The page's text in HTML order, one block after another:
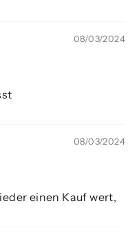
08/03/2024
08/03/2024
einen Kauf wert,